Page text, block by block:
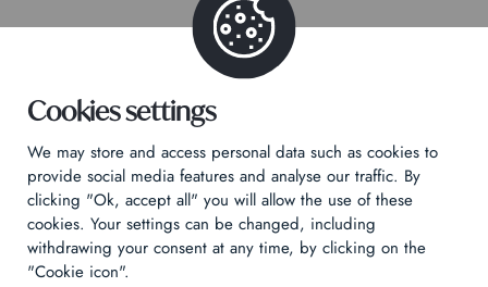
Politique de confidentialité
Mentions légales
Technical & Legal informations
Cookies settings
We may store and access personal data such as cookies to
provide social media features and analyse our traffic. By
clicking "Ok, accept all" you will allow the use of these
cookies. Your settings can be changed, including
withdrawing your consent at any time, by clicking on the
"Cookie icon".